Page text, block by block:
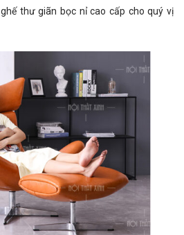
thư giãn bọc nỉ cao cấp cho quý vị